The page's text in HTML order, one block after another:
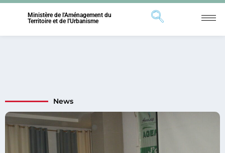
Ministère de l'Aménagement du
Territoire et de l'Urbanisme
News